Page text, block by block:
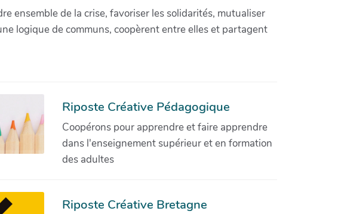
ensemble de la crise, favoriser les solidarités, mutualiser
logique de communs, coopèrent entre elles et partagent
Riposte Créative Pédagogique
Coopérons pour apprendre et faire apprendre
dans l'enseignement supérieur et en formation
des adultes
Riposte Créative Bretagne